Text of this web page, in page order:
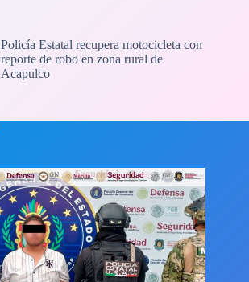
Policía Estatal recupera motocicleta con
reporte de robo en zona rural de
Acapulco